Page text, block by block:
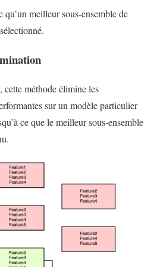
qu’un meilleur sous-ensemble de
méthode élimine les
sur un modèle particulier
ce que le meilleur sous-ensemble